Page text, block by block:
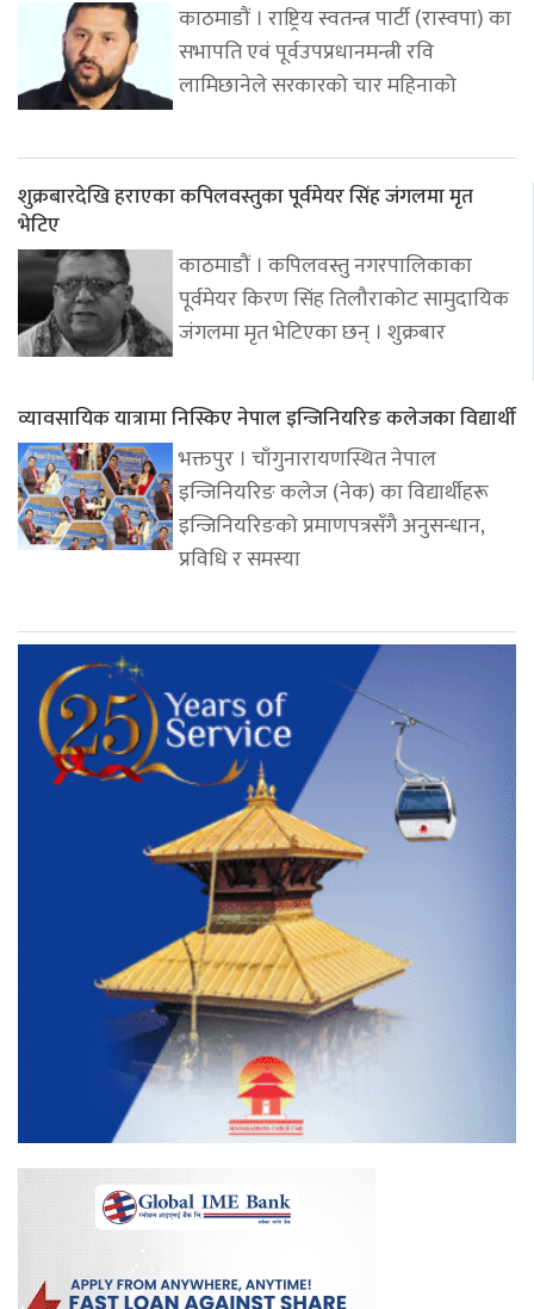
काठमाडौं । राष्ट्रिय स्वतन्त्र पार्टी (रास्वपा) का
सभापति एवं पूर्वउपप्रधानमन्त्री रवि
लामिछानेले सरकारको चार महिनाको
शुक्रबारदेखि हराएका कपिलवस्तुका पूर्वमेयर सिंह जंगलमा मृत
भेटिए
काठमाडौं । कपिलवस्तु नगरपालिकाका
पूर्वमेयर किरण सिंह तिलौराकोट सामुदायिक
जंगलमा मृत भेटिएका छन् । शुक्रबार
व्यावसायिक यात्रामा निस्किए नेपाल इन्जिनियरिङ कलेजका विद्यार्थी
भक्तपुर । चाँगुनारायणस्थित नेपाल
इन्जिनियरिङ कलेज (नेक) का विद्यार्थीहरू
इन्जिनियरिङको प्रमाणपत्रसँगै अनुसन्धान,
प्रविधि र समस्या